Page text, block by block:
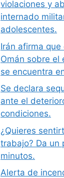
violaciones y
internado
adolescentes.
Irán afirma
Omán sobre el
se encuentra
Se declara
ante el
condiciones.
¿Quieres
trabajo? Da un
minutos.
Alerta de